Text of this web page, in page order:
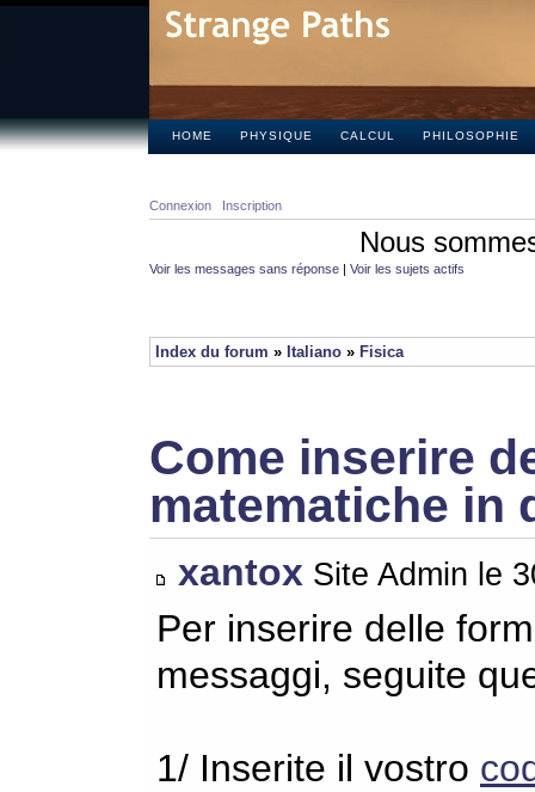
HOME PHYSIQUE CALCUL PHILOSOPHIE
Connexion Inscription
Nous
Voir les messages sans réponse | Voir les sujets actifs
Index du forum » Italiano » Fisica
Come inserire
matematiche in
xantox Site Admin le
Per inserire delle
messaggi, seguite
1/ Inserite il vostro